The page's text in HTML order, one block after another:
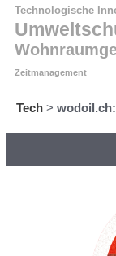
Technologische
Zeitmanagement
Tech >